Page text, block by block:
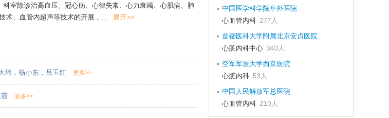
室除诊治高血压、冠心病、心律失常、心力衰竭、心肌病、肺
术、血管内超声等技术的开展，...
展开>>
玮 ， 杨小东 ， 吕玉红 更多>>
更多>>
中国医学科学院阜外医院
心血管内科 277人
首都医科大学附属北京安贞医院
心脏内科中心 340人
空军军医大学西京医院
心脏内科 53人
中国人民解放军总医院
心血管内科 210人